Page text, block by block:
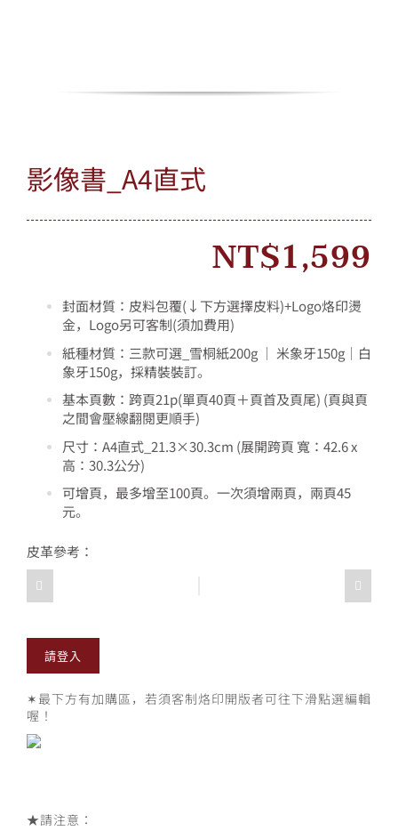
Navigation
所有產品
影像書_A4直式
NT$1,599
封面材質： 皮料包覆(↓下方選擇皮料)+Logo烙印燙
金，Logo另可客制(須加費用)
紙種材質 ：三款可選_雪桐紙200g ｜ 米象牙150g｜白
象牙150g，採精裝裝訂。
基本頁數：跨頁21p(單頁40頁＋頁首及頁尾) (頁與頁
之間會壓線翻閱更順手)
尺寸：A4直式_21.3×30.3cm (展開跨頁 寬：42.6 x
高：30.3公分)
可增頁，最多增至100頁。一次須增兩頁，兩頁45
元。
皮革參考：
請登入
✶最下方有加購區，若須客制烙印開版者可往下滑點選編輯
喔！
★請注意：